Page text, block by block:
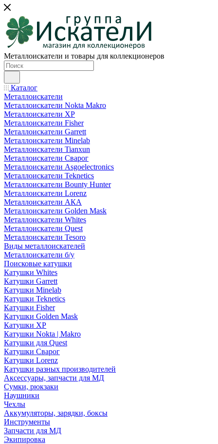
Металлоискатели и товары для коллекционеров
Каталог
Металлоискатели
Металлоискатели Nokta Makro
Металлоискатели XP
Металлоискатели Fisher
Металлоискатели Garrett
Металлоискатели Minelab
Металлоискатели Tianxun
Металлоискатели Сварог
Металлоискатели Asgoelectronics
Металлоискатели Teknetics
Металлоискатели Bounty Hunter
Металлоискатели Lorenz
Металлоискатели АКА
Металлоискатели Golden Mask
Металлоискатели Whites
Металлоискатели Quest
Металлоискатели Tesoro
Виды металлоискателей
Металлоискатели б/у
Поисковые катушки
Катушки Whites
Катушки Garrett
Катушки Minelab
Катушки Teknetics
Катушки Fisher
Катушки Golden Mask
Катушки XP
Катушки Nokta | Makro
Катушки для Quest
Катушки Сварог
Катушки Lorenz
Катушки разных производителей
Аксессуары, запчасти для МД
Сумки, рюкзаки
Наушники
Чехлы
Аккумуляторы, зарядки, боксы
Инструменты
Запчасти для МД
Экипировка